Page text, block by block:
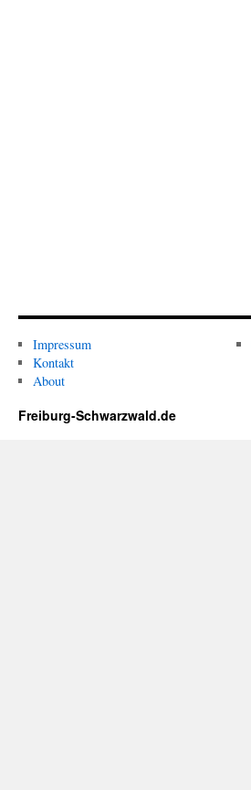
Impressum
Kontakt
About
Freiburg-Schwarzwald.de